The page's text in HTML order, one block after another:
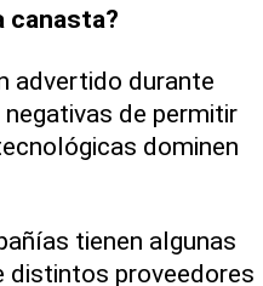
canasta?
advertido durante
de permitir
dominen
tienen algunas
distintos proveedores